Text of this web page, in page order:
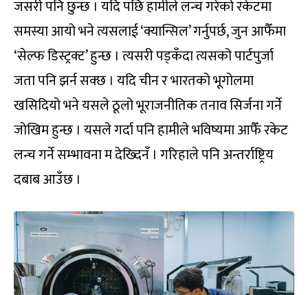
जसरी पनि छुन्छ । यदि पछि हामीले लन्च गरेको रकेटमा
समस्या आयो भने त्यसलाई ‘क्यान्सिल’ गर्नुपर्छ, जुन आफैँमा
‘सेल्फ डिस्ट्रक्ट’ हुन्छ । त्यसरी पड्कँदा त्यसको पार्टपुर्जा
जता पनि झर्न सक्छ । यदि चीन र भारतको भूगोलमा
खसिदियो भने यसले ठूलो भूराजनीतिक तनाव सिर्जना गर्ने
जोखिम हुन्छ । यसले गर्दा पनि हामीले भविष्यमा आफैँ रकेट
लन्च गर्ने सम्भावना म देख्दिनँ । गरिहाले पनि अन्तर्राष्ट्रिय
दबाब आउँछ ।